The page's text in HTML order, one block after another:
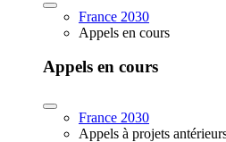
France 2030
Appels en cours
Appels en cours
France 2030
Appels à projets